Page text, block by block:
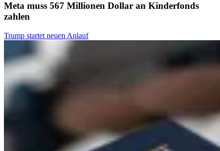
Meta muss 567 Millionen Dollar an Kinderfonds
zahlen
Trump startet neuen Anlauf